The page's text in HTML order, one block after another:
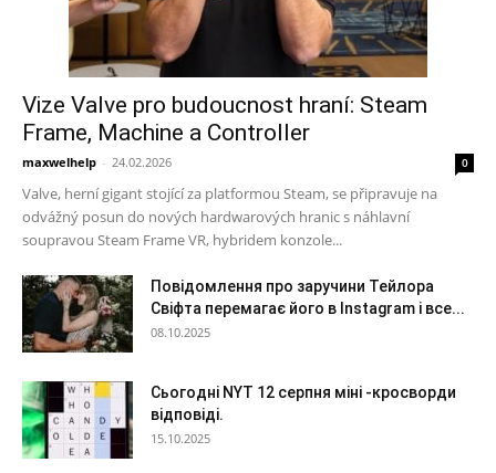
Vize Valve pro budoucnost hraní: Steam
Frame, Machine a Controller
maxwelhelp - 24.02.2026 0
Valve, herní gigant stojící za platformou Steam, se připravuje na
odvážný posun do nových hardwarových hranic s náhlavní
soupravou Steam Frame VR, hybridem konzole...
Повідомлення про заручини Тейлора
Свіфта перемагає його в Instagram і все...
08.10.2025
Сьогодні NYT 12 серпня міні -кросворди
відповіді.
15.10.2025